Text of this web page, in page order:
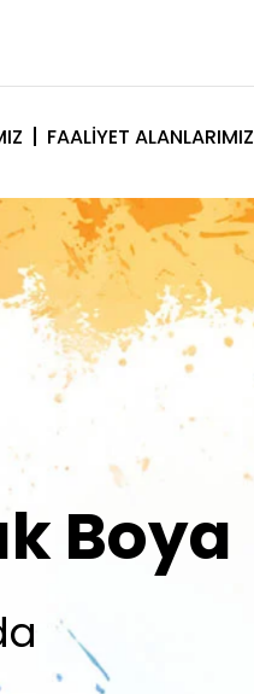
FAALIYET ALANLARIMIZ